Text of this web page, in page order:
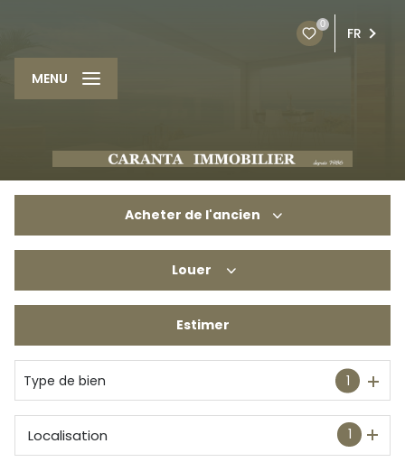
0
FR
MENU
Acheter de l'ancien
Du neuf
Louer
De l'immo pro
Estimer
Type de bien 1
1
Localisation